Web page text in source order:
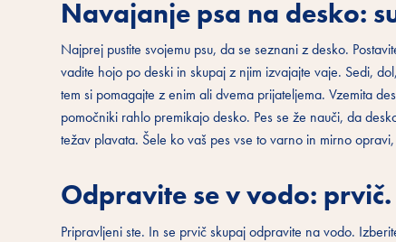
Navajanje psa na desko:
Najprej pustite svojemu psu, da se seznani z desko.
vadite hojo po deski in skupaj z njim izvajajte vaje. Sedi,
tem si pomagajte z enim ali dvema prijateljema. Vzemita
pomočniki rahlo premikajo desko. Pes se že nauči, da
težav plavata. Šele ko vaš pes vse to varno in mirno
Odpravite se v vodo: prvič.
Pripravljeni ste. In se prvič skupaj odpravite na vodo.